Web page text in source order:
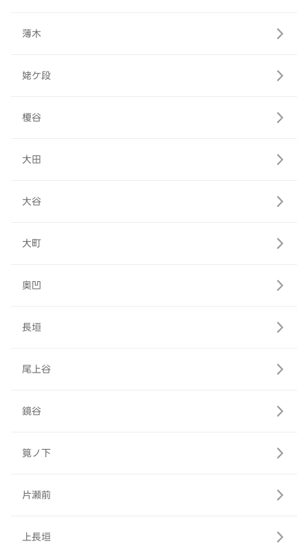
薄木
姥ケ段
榎谷
大田
大谷
大町
奥凹
長垣
尾上谷
鏡谷
筧ノ下
片瀬前
上長垣